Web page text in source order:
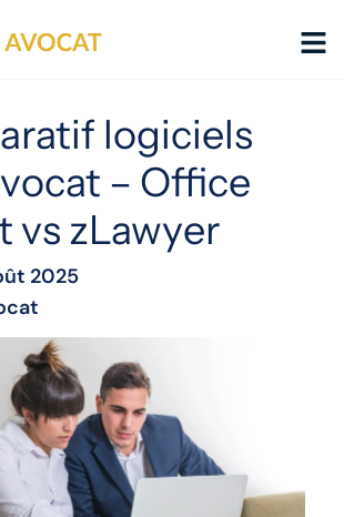
logiciels
– Office
vs zLawyer
2025